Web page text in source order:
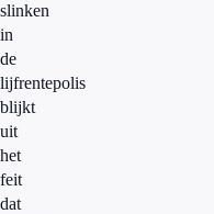
slinken
in
de
lijfrentepolis
blijkt
uit
het
feit
dat